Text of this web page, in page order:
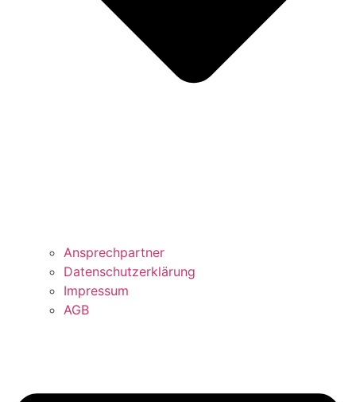
Ansprechpartner
Datenschutzerklärung
Impressum
AGB